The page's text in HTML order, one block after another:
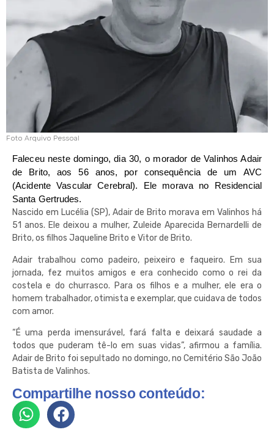
Foto Arquivo Pessoal
Faleceu neste domingo, dia 30, o morador de Valinhos Adair
de Brito, aos 56 anos, por consequência de um AVC
(Acidente Vascular Cerebral). Ele morava no Residencial
Santa Gertrudes.
Nascido em Lucélia (SP), Adair de Brito morava em Valinhos há
51 anos. Ele deixou a mulher, Zuleide Aparecida Bernardelli de
Brito, os filhos Jaqueline Brito e Vitor de Brito.
Adair trabalhou como padeiro, peixeiro e faqueiro. Em sua
jornada, fez muitos amigos e era conhecido como o rei da
costela e do churrasco. Para os filhos e a mulher, ele era o
homem trabalhador, otimista e exemplar, que cuidava de todos
com amor.
“É uma perda imensurável, fará falta e deixará saudade a
todos que puderam tê-lo em suas vidas”, afirmou a família.
Adair de Brito foi sepultado no domingo, no Cemitério São João
Batista de Valinhos.
Compartilhe nosso conteúdo: